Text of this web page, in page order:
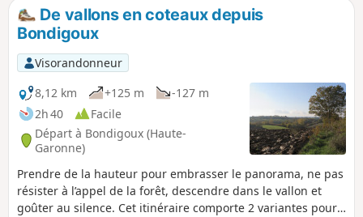
De vallons en coteaux depuis
Bondigoux
Visorandonneur
8,12 km
+125 m
-127 m
2h 40
Facile
Départ à Bondigoux (Haute-
Garonne)
Prendre de la hauteur pour embrasser le panorama, ne pas
résister à l’appel de la forêt, descendre dans le vallon et
goûter au silence. Cet itinéraire comporte 2 variantes pour